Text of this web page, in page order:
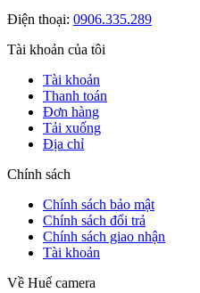
Điện thoại: 0906.335.289
Tài khoản của tôi
Tài khoản
Thanh toán
Đơn hàng
Tải xuống
Địa chỉ
Chính sách
Chính sách bảo mật
Chính sách đổi trả
Chính sách giao nhận
Tài khoản
Về Huế camera